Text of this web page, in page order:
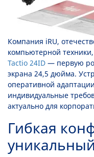
Компания iRU,
компьютерной
Tactio 24ID — первую
экрана 24,5 дюйма.
оперативной
индивидуальные
актуально для
Гибкая